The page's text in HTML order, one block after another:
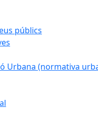
públics
Urbana (normativa